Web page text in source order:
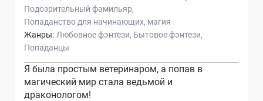
Подозрительный фамильяр
Попаданство для начинающих магия
Жанры: Любовное фэнтези Бытовое фэнтези
Попаданцы
Я была простым ветеринаром, а попав в
магический мир стала ведьмой и
драконологом!